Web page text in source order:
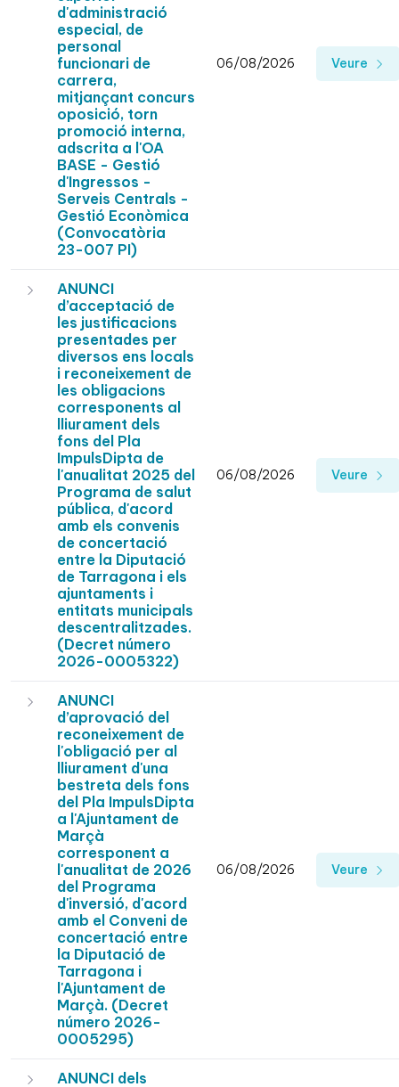
d'administració
especial, de
personal
funcionari de
carrera,
mitjançant concurs
oposició, torn
promoció interna,
adscrita a l'OA
BASE - Gestió
d'Ingressos -
Serveis Centrals -
Gestió Econòmica
(Convocatòria
23-007 PI)
06/08/2026 Veure
ANUNCI
d’acceptació de
les justificacions
presentades per
diversos ens locals
i reconeixement de
les obligacions
corresponents al
lliurament dels
fons del Pla
ImpulsDipta de
l'anualitat 2025 del
Programa de salut
pública, d'acord
amb els convenis
de concertació
entre la Diputació
de Tarragona i els
ajuntaments i
entitats municipals
descentralitzades.
(Decret número
2026-0005322)
06/08/2026 Veure
ANUNCI
d’aprovació del
reconeixement de
l'obligació per al
lliurament d'una
bestreta dels fons
del Pla ImpulsDipta
a l'Ajuntament de
Marçà
corresponent a
l'anualitat de 2026
del Programa
d'inversió, d'acord
amb el Conveni de
concertació entre
la Diputació de
Tarragona i
l'Ajuntament de
Marçà. (Decret
número 2026-
0005295)
06/08/2026 Veure
ANUNCI dels